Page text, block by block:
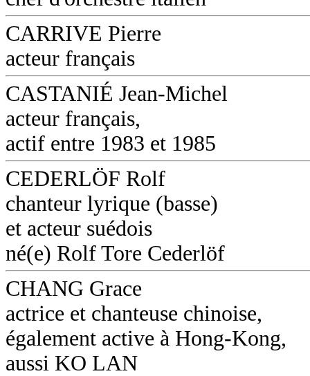
CARRIVE Pierre
acteur français
CASTANIÉ Jean-Michel
acteur français,
actif entre 1983 et 1985
CEDERLÖF Rolf
chanteur lyrique (basse)
et acteur suédois
né(e) Rolf Tore Cederlöf
CHANG Grace
actrice et chanteuse chinoise,
également active à Hong-Kong,
aussi KO LAN